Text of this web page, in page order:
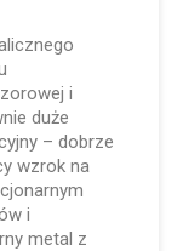
i
duże
– dobrze
wzrok na
i
metal z